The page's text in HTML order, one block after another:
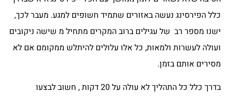
כלל הפירסינג נעשה באזורים שתמיד חשופים למגע. מעבר לכך,
ישנו מספר רב של עגילים ברוב המקרים מתחיל מ שישה ניקובים
ועולה לעשרות ולמאות, כל אלו עלולים להיתלש ממקומם אם לא
מסירים אותם בזמן.
בדרך כלל כל התהליך לא עולה על 20 דקות , חשוב לבצעו